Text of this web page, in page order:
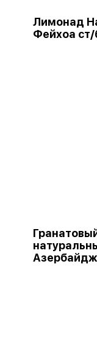
Лимонад
Фейхоа ст/